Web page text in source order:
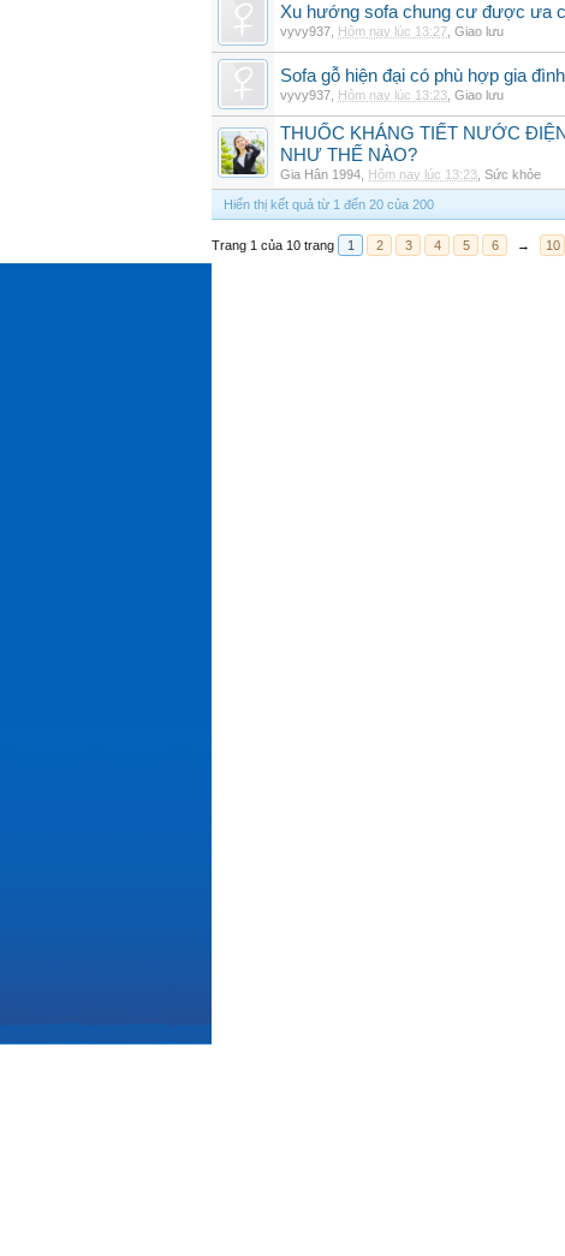
Xu hướng sofa chung cư được ưa
vyvy937 Hôm nay lúc 13:27 Giao lưu
Sofa gỗ hiện đại có phù hợp gia
vyvy937 Hôm nay lúc 13:23 Giao lưu
THUỐC KHÁNG TIẾT NƯỚC
NHƯ THẾ NÀO?
Gia Hân 1994 Hôm nay lúc 13:23 Sức khỏe
Hiển thị kết quả từ 1 đến 20 của 200
Trang 1 của 10 trang 1 2 3 4 5 6 → 10